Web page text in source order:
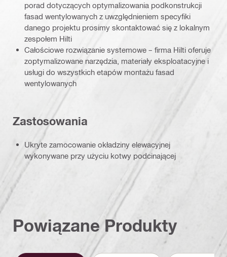
porad dotyczących optymalizowania podkonstrukcji
fasad wentylowanych z uwzględnieniem specyfiki
danego projektu prosimy skontaktować się z lokalnym
zespołem Hilti
Całościowe rozwiązanie systemowe – firma Hilti oferuje
zoptymalizowane narzędzia, materiały eksploatacyjne i
usługi do wszystkich etapów montażu fasad
wentylowanych
Zastosowania
Ukryte zamocowanie okładziny elewacyjnej
wykonywane przy użyciu kotwy podcinającej
Powiązane Produkty